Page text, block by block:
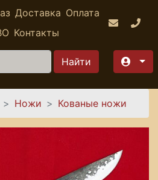
Доставка Оплата
Контакты
Ножи Кованые ножи